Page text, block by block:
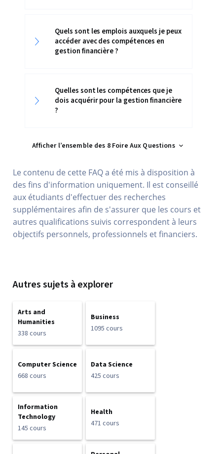
Quels sont les emplois auxquels je peux
accéder avec des compétences en
gestion financière ?
Quelles sont les compétences que je
dois acquérir pour la gestion financière
?
Afficher l’ensemble des 8 Foire Aux Questions
Le contenu de cette FAQ a été mis à disposition à
des fins d'information uniquement. Il est conseillé
aux étudiants d'effectuer des recherches
supplémentaires afin de s'assurer que les cours et
autres qualifications suivis correspondent à leurs
objectifs personnels, professionnels et financiers.
Autres sujets à explorer
Arts and
Humanities
338 cours
Business
1095 cours
Computer Science
668 cours
Data Science
425 cours
Information
Technology
145 cours
Health
471 cours